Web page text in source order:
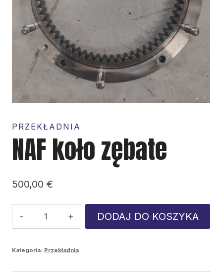
PRZEKŁADNIA
NAF koło zębate
500,00 €
NAF
DODAJ DO KOSZYKA
Kategoria: Przekładnia